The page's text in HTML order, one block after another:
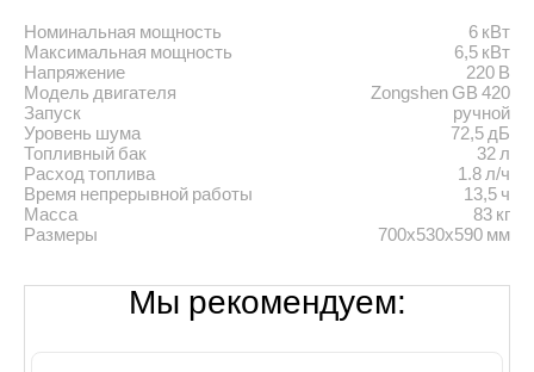
Номинальная мощность
6 кВт
Максимальная мощность
6,5 кВт
Напряжение
220 В
Модель двигателя
Zongshen GB 420
Запуск
ручной
Уровень шума
72,5 дБ
Топливный бак
32 л
Расход топлива
1.8 л/ч
Время непрерывной работы
13,5 ч
Масса
83 кг
Размеры
700x530x590 мм
Мы рекомендуем: